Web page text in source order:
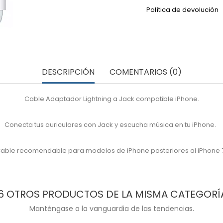
Política de devolución
DESCRIPCIÓN COMENTARIOS (0)
Cable Adaptador Lightning a Jack compatible iPhone.
Conecta tus auriculares con Jack y escucha música en tu iPhone.
recomendable para modelos de iPhone posteriores al iPhone
OTROS PRODUCTOS DE LA MISMA
Manténgase a la vanguardia de las tendencias.